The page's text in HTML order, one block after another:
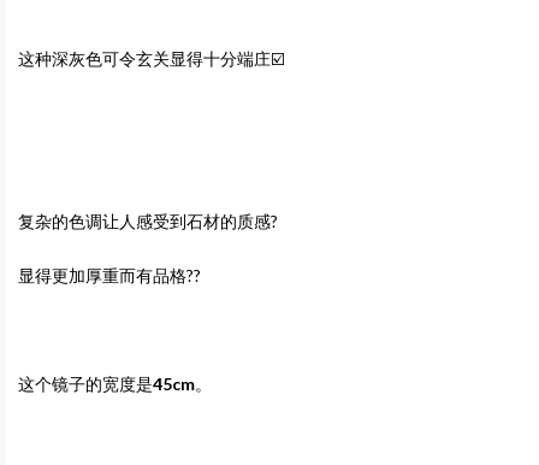
这种深灰色可令玄关显得十分端庄☑️
复杂的色调让人感受到石材的质感?
显得更加厚重而有品格??
这个镜子的宽度是45cm。